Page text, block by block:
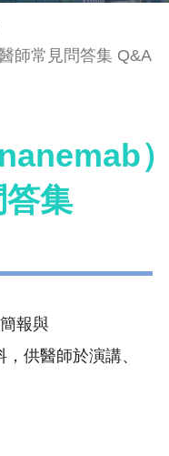
師常見問答集 Q&A
答集
報與
供醫師於演講、